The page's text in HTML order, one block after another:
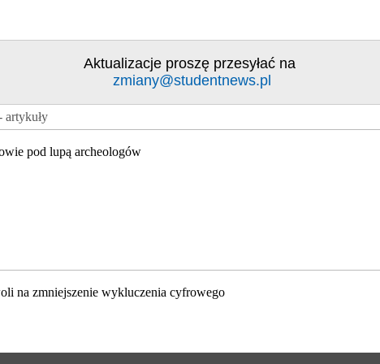
Aktualizacje proszę przesyłać na
zmiany@studentnews.pl
artykuły
pod lupą archeologów
na zmniejszenie wykluczenia cyfrowego